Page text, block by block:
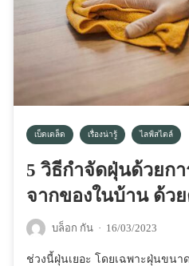
เบ็ดเตล็ด เรื่องน่ารู้ ไลฟ์สไตล์
5 วิธีกำจัดฝุ่นด้วยก
จากของในบ้าน ด้วย
บล็อก กัน · 16/03/2023
ช่วงนี้ฝุ่นเยอะ โดยเฉพาะฝุ่นขนา